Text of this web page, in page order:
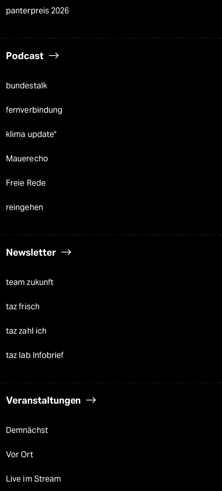
panterpreis 2026
Podcast
bundestalk
fernverbindung
klima update°
Mauerecho
Freie Rede
reingehen
Newsletter
team zukunft
taz frisch
taz zahl ich
taz lab Infobrief
Veranstaltungen
Demnächst
Vor Ort
Live im Stream